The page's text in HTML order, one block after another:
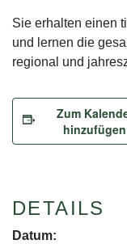
Sie erhalten einen
und lernen die
regional und
Zum
hinzufügen
DETAILS
Datum: